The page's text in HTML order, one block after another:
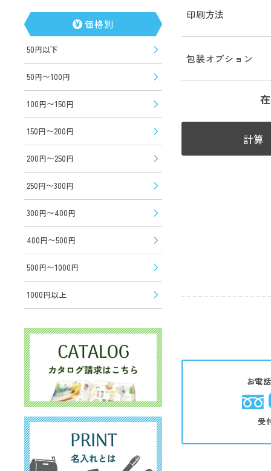
価格別
50円以下
50円〜100円
100円〜150円
150円〜200円
200円〜250円
250円〜300円
300円〜400円
400円〜500円
500円〜1000円
1000円以上
印刷方法
包装オプション
計算
お電
受